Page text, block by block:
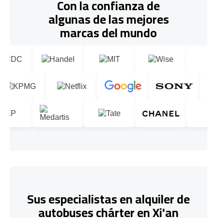
Con la confianza de
algunas de las mejores
marcas del mundo
Sus especialistas en alquiler de
autobuses chárter en Xi'an